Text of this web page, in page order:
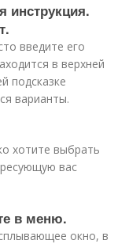
инструкция.
введите его
в верхней
подсказке
варианты.
хотите выбрать
вас
в меню.
окно, в